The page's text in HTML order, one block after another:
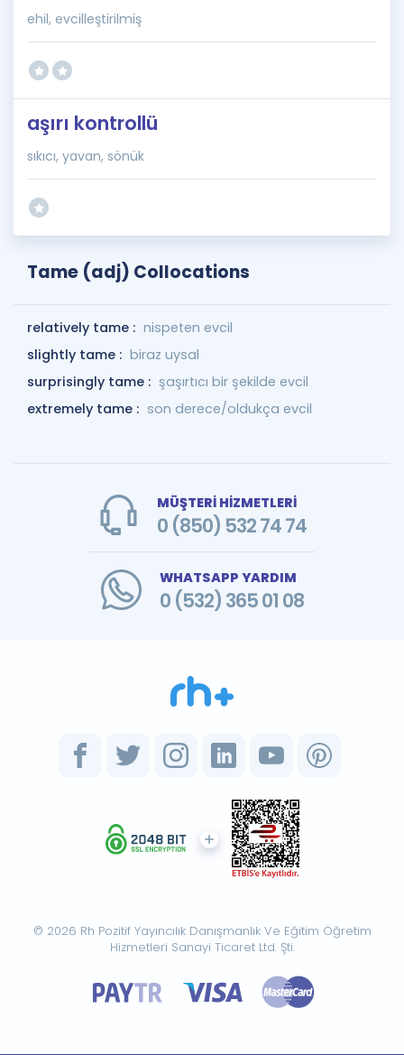
ehil, evcilleştirilmiş
aşırı kontrollü
sıkıcı, yavan, sönük
Tame (adj) Collocations
relatively tame : nispeten evcil
slightly tame : biraz uysal
surprisingly tame : şaşırtıcı bir şekilde evcil
extremely tame : son derece/oldukça evcil
MÜŞTERİ HİZMETLERİ
0 (850) 532 74 74
WHATSAPP YARDIM
0 (532) 365 01 08
© 2026 Rh Pozitif Yayıncılık Danışmanlık Ve Eğitim Öğretim
Hizmetleri Sanayi Ticaret Ltd. Şti.